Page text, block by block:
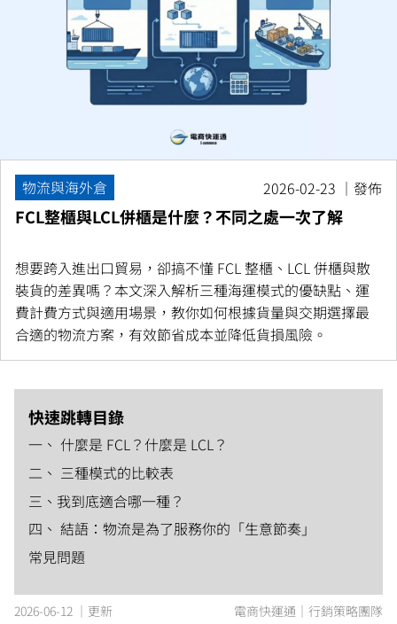
物流與海外倉 2026-02-23 ｜發佈
FCL整櫃與LCL併櫃是什麼？不同之處一次了解
想要跨入進出口貿易，卻搞不懂 FCL 整櫃、LCL 併櫃與散
裝貨的差異嗎？本文深入解析三種海運模式的優缺點、運
費計費方式與適用場景，教你如何根據貨量與交期選擇最
合適的物流方案，有效節省成本並降低貨損風險。
快速跳轉目錄
一、 什麼是 FCL？什麼是 LCL？
二、 三種模式的比較表
三、我到底適合哪一種？
四、 結語：物流是為了服務你的「生意節奏」
常見問題
2026-06-12 ｜更新 電商快運通｜行銷策略團隊